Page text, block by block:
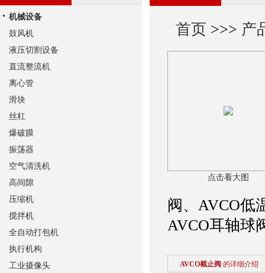
首页 >>> 产
点击看大图
阀、AVCO低
AVCO耳轴球
AVCO截止阀 的详细介绍
机械设备
鼓风机
液压切割设备
直流整流机
离心管
滑块
丝杠
爆破膜
振荡器
空气清洗机
高间隙
压缩机
搅拌机
全自动打包机
执行机构
工业摄像头